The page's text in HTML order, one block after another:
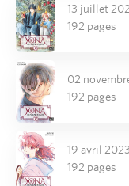
13 juillet
192 pages
02
192 pages
19 avril 2023
192 pages